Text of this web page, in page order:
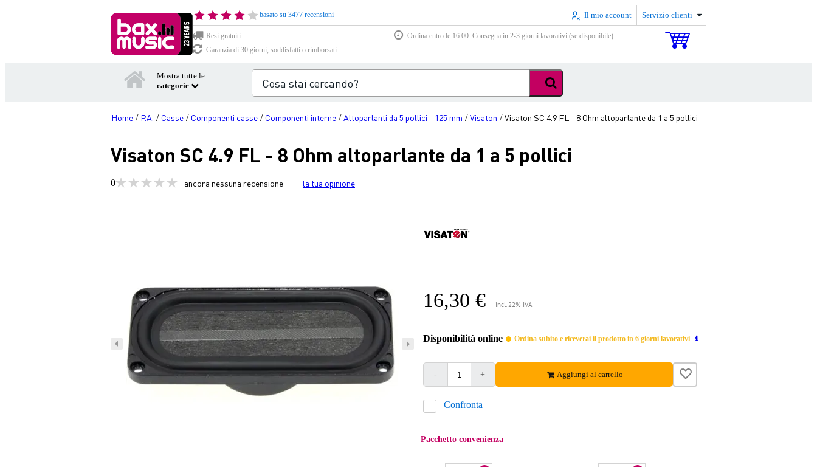
basato su 3477 recensioni Il mio account Servizio clienti
Resi gratuiti
Ordina entro le 16:00: Consegna in 2-3 giorni lavorativi (se disponibile)
Garanzia di 30 giorni, soddisfatti o rimborsati
Mostra tutte le
categorie
Home / P.A. / Casse / Componenti casse / Componenti interne /Altoparlanti da 5 pollici - 125 mm /Visaton /Visaton SC 4.9 FL - 8 Ohm altoparlante da 1 a 5 pollici
Visaton SC 4.9 FL - 8 Ohm altoparlante da 1 a 5 pollici
0 ancora nessuna recensione la tua opinione
16,30 € incl. 22% IVA
Disponibilità online Ordina subito e riceverai il prodotto in 6 giorni lavorativi
- + Aggiungi al carrello
Confronta
Pacchetto convenienza